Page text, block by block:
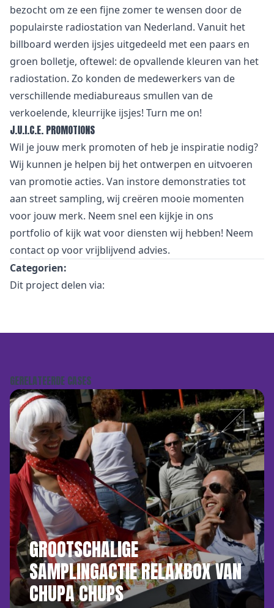
bezocht om ze een fijne zomer te wensen door de
populairste radiostation van Nederland. Vanuit het
billboard werden ijsjes uitgedeeld met een paars en
groen bolletje, oftewel: de opvallende kleuren van het
radiostation. Zo konden de medewerkers van de
verschillende mediabureaus smullen van de
verkoelende, kleurrijke ijsjes! Turn me on!
J.U.I.C.E. PROMOTIONS
Wil je jouw merk promoten of heb je inspiratie nodig?
Wij kunnen je helpen bij het ontwerpen en uitvoeren
van promotie acties. Van instore demonstraties tot
aan street sampling, wij creëren mooie momenten
voor jouw merk. Neem snel een kijkje in ons
portfolio of kijk wat voor diensten wij hebben! Neem
contact op voor vrijblijvend advies.
Categorien:
Dit project delen via:
GERELATEERDE CASES
GROOTSCHALIGE
SAMPLINGACTIE RELAXBOX VAN
CHUPA CHUPS